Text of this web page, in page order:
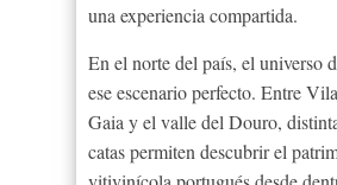
una experiencia compartida.
En el norte del país, el universo
ese escenario perfecto. Entre
Gaia y el valle del Douro,
catas permiten descubrir el